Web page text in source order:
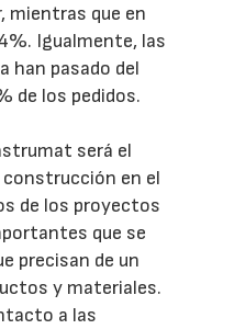
mientras que en
Igualmente, las
han pasado del
de los pedidos.
será el
en el
de los proyectos
que se
precisan de un
y materiales.
a las